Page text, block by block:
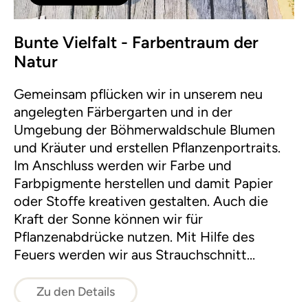
Bunte Vielfalt - Farbentraum der
Natur
Gemeinsam pflücken wir in unserem neu
angelegten Färbergarten und in der
Umgebung der Böhmerwaldschule Blumen
und Kräuter und erstellen Pflanzenportraits.
Im Anschluss werden wir Farbe und
Farbpigmente herstellen und damit Papier
oder Stoffe kreativen gestalten. Auch die
Kraft der Sonne können wir für
Pflanzenabdrücke nutzen. Mit Hilfe des
Feuers werden wir aus Strauchschnitt
Zu den Details